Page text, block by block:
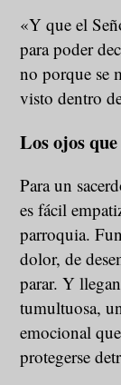
«Y que el
para poder
no porque se
visto dentro
Los ojos
Para un
es fácil
parroquia.
dolor, de
parar. Y
tumultuosa,
emocional
protegerse